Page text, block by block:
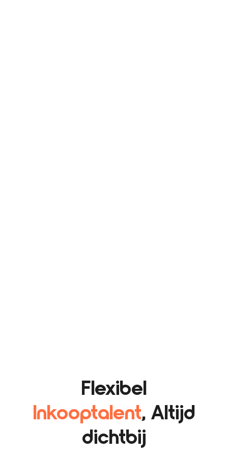
Flexibel
Inkooptalent, Altijd
dichtbij